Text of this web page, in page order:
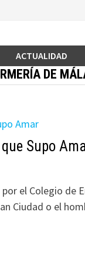
ACTUALIDAD
DE
Supo
el Colegio de
Ciudad o el